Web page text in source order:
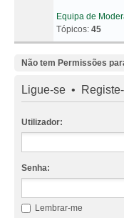
Equipa de
Tópicos: 45
Não tem Permissões
Ligue-se •
Utilizador:
Senha:
Lembrar-me